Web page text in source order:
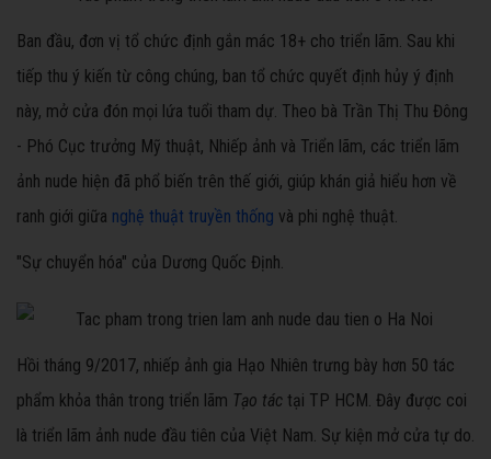
Ban đầu, đơn vị tổ chức định gắn mác 18+ cho triển lãm. Sau khi
tiếp thu ý kiến từ công chúng, ban tổ chức quyết định hủy ý định
này, mở cửa đón mọi lứa tuổi tham dự. Theo bà Trần Thị Thu Đông
- Phó Cục trưởng Mỹ thuật, Nhiếp ảnh và Triển lãm, các triển lãm
ảnh nude hiện đã phổ biến trên thế giới, giúp khán giả hiểu hơn về
ranh giới giữa nghệ thuật truyền thống và phi nghệ thuật.
"Sự chuyển hóa" của Dương Quốc Định.
Hồi tháng 9/2017, nhiếp ảnh gia Hạo Nhiên trưng bày hơn 50 tác
phẩm khỏa thân trong triển lãm Tạo tác tại TP HCM. Đây được coi
là triển lãm ảnh nude đầu tiên của Việt Nam. Sự kiện mở cửa tự do.